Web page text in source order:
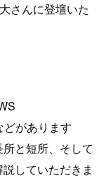
さんに登壇いた
があります
と短所、そして
していただきま